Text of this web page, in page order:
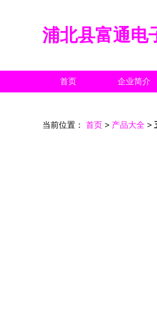
浦北县富通电
首页 企业简介
当前位置： 首页 > 产品大全 >